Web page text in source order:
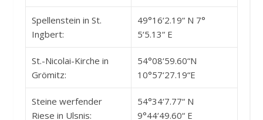
Spellenstein in St.
Ingbert:
49°16‘2.19“ N 7°
5‘5.13“ E
St.-Nicolai-Kirche in
Grömitz:
54°08‘59.60“N
10°57‘27.19“E
Steine werfender
Riese in Ulsnis:
54°34‘7.77“ N
9°44‘49.60“ E